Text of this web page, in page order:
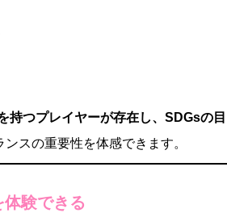
持つプレイヤーが存在し、SDGsの目
スの重要性を体感できます。
験できる